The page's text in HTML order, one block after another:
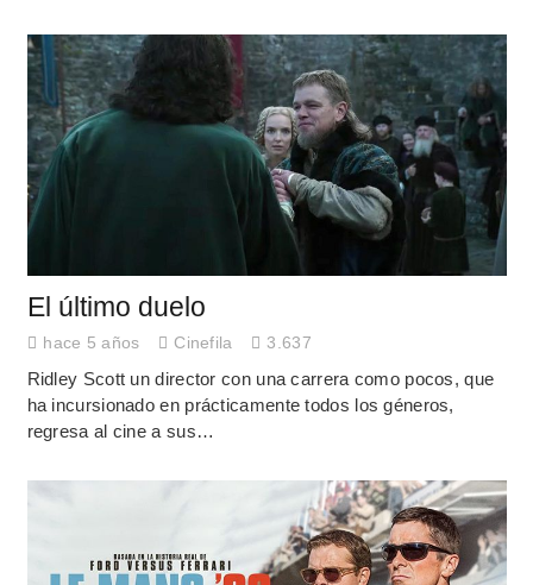
El último duelo
hace 5 años Cinefila 3.637
Ridley Scott un director con una carrera como pocos, que
ha incursionado en prácticamente todos los géneros,
regresa al cine a sus…